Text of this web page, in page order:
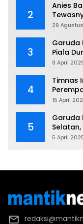
2
Anies
Demo
29
3
Garuda
Piala
8 April
4
Timnas
Korea
15 April
5
Garuda
2025 U-
5 April